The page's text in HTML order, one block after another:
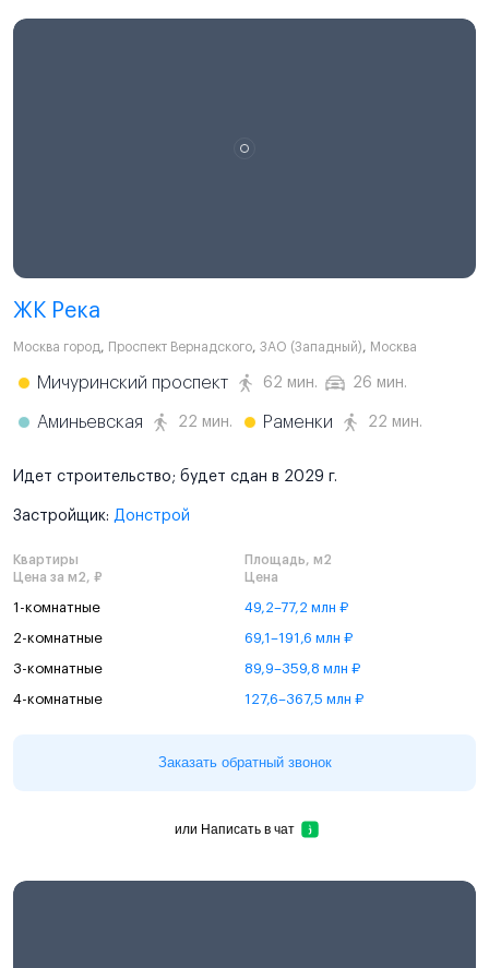
ЖК Река
Москва город, Проспект Вернадского, ЗАО (Западный), Москва
Мичуринский проспект 62 мин. 26 мин.
Аминьевская 22 мин. Раменки 22 мин.
Идет строительство; будет сдан в 2029 г.
Застройщик: Донстрой
Квартиры
Площадь, м2
Цена за м2, ₽
Цена
1-комнатные 49,2–77,2 млн ₽
2-комнатные 69,1–191,6 млн ₽
3-комнатные 89,9–359,8 млн ₽
4-комнатные 127,6–367,5 млн ₽
Заказать обратный звонок
или Написать в чат